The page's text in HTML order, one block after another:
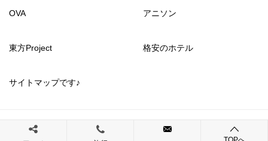
OVA アニソン
東方Project 格安のホテル
サイトマップです♪
© 2017 いっぱいゲームを楽しもう